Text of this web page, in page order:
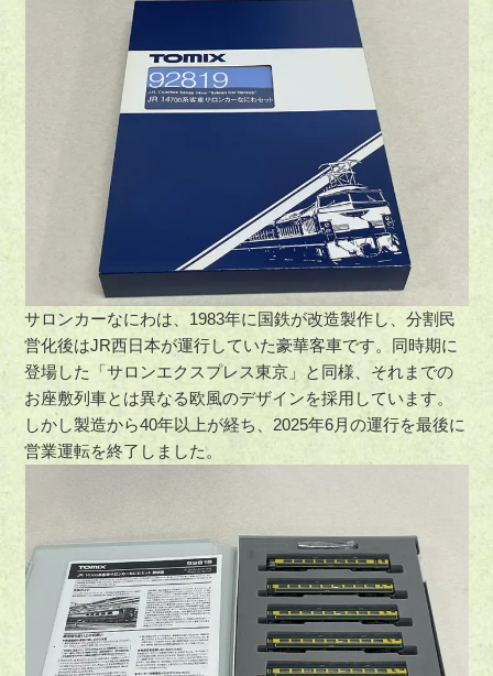
サロンカーなにわは、1983年に国鉄が改造製作し、分割民
営化後はJR西日本が運行していた豪華客車です。同時期に
登場した「サロンエクスプレス東京」と同様、それまでの
お座敷列車とは異なる欧風のデザインを採用しています。
しかし製造から40年以上が経ち、2025年6月の運行を最後に
営業運転を終了しました。